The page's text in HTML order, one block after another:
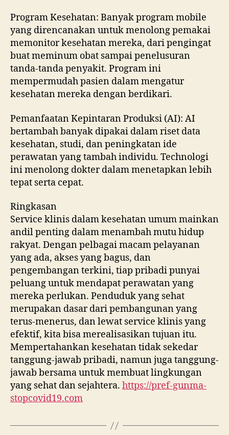
Program Kesehatan: Banyak program mobile
yang direncanakan untuk menolong pemakai
memonitor kesehatan mereka, dari pengingat
buat meminum obat sampai penelusuran
tanda-tanda penyakit. Program ini
mempermudah pasien dalam mengatur
kesehatan mereka dengan berdikari.
Pemanfaatan Kepintaran Produksi (AI): AI
bertambah banyak dipakai dalam riset data
kesehatan, studi, dan peningkatan ide
perawatan yang tambah individu. Technologi
ini menolong dokter dalam menetapkan lebih
tepat serta cepat.
Ringkasan
Service klinis dalam kesehatan umum mainkan
andil penting dalam menambah mutu hidup
rakyat. Dengan pelbagai macam pelayanan
yang ada, akses yang bagus, dan
pengembangan terkini, tiap pribadi punyai
peluang untuk mendapat perawatan yang
mereka perlukan. Penduduk yang sehat
merupakan dasar dari pembangunan yang
terus-menerus, dan lewat service klinis yang
efektif, kita bisa merealisasikan tujuan itu.
Mempertahankan kesehatan tidak sekedar
tanggung-jawab pribadi, namun juga tanggung-
jawab bersama untuk membuat lingkungan
yang sehat dan sejahtera. https://pref-gunma-
stopcovid19.com